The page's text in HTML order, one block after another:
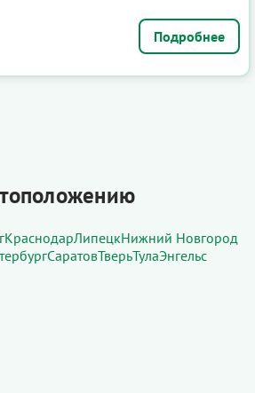
Подробнее
КраснодарЛипецкНижний Новгород
СаратовТверьТулаЭнгельс